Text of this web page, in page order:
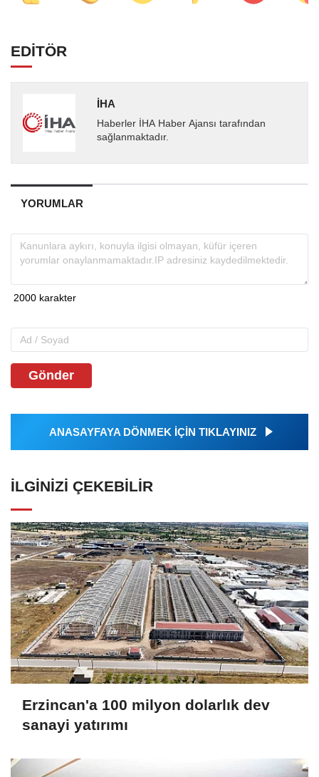
EDİTÖR
İHA
Haberler İHA Haber Ajansı tarafından
sağlanmaktadır.
YORUMLAR
Gönder
ANASAYFAYA DÖNMEK İÇİN TIKLAYINIZ
İLGINIZI ÇEKEBILIR
Erzincan'a 100 milyon dolarlık dev
sanayi yatırımı